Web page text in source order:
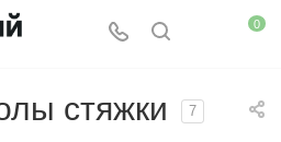
0
стяжки 7